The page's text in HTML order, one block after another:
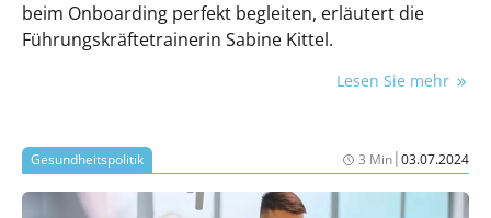
beim Onboarding perfekt begleiten, erläutert die
Führungskräftetrainerin Sabine Kittel.
Lesen Sie mehr
Gesundheitspolitik 3 Min|03.07.2024